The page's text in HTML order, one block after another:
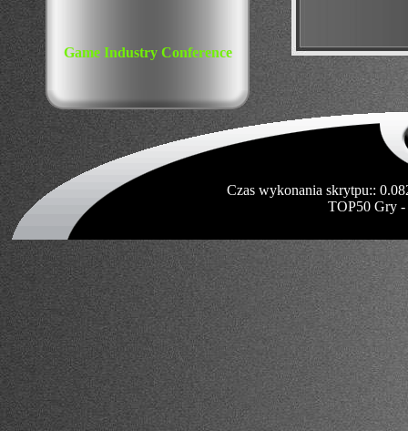
Game Industry Conference
Czas wykonania skrytpu::
TOP50 Gry